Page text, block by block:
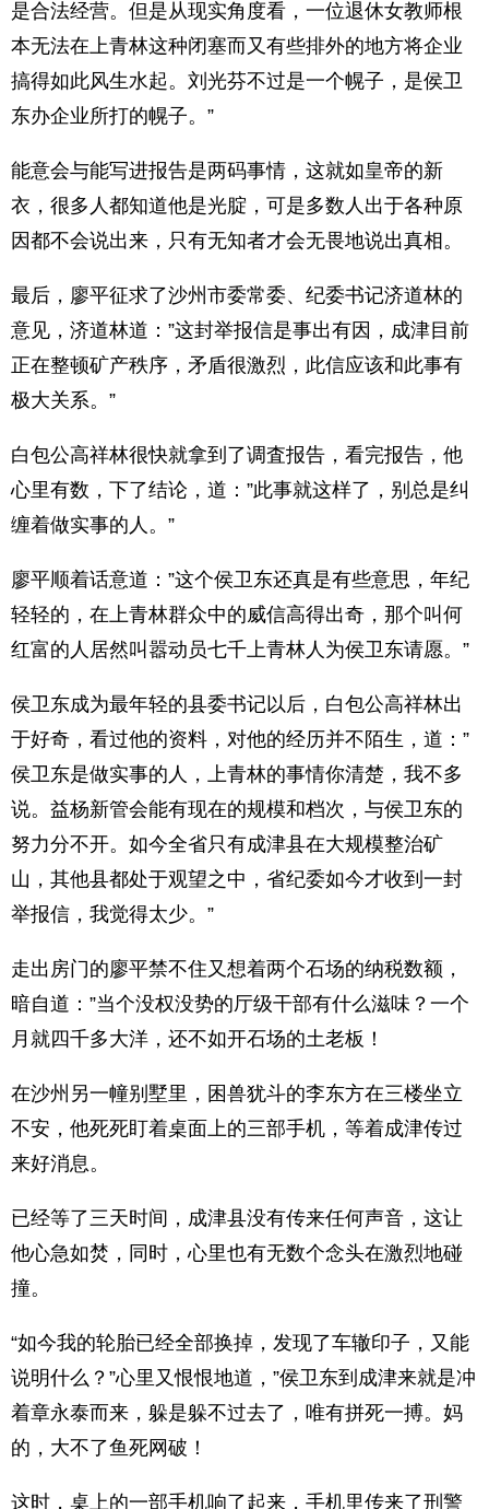
是合法经营。但是从现实角度看，一位退休女教师根
本无法在上青林这种闭塞而又有些排外的地方将企业
搞得如此风生水起。刘光芬不过是一个幌子，是侯卫
东办企业所打的幌子。”
能意会与能写进报告是两码事情，这就如皇帝的新
衣，很多人都知道他是光腚，可是多数人出于各种原
因都不会说出来，只有无知者才会无畏地说出真相。
最后，廖平征求了沙州市委常委、纪委书记济道林的
意见，济道林道：”这封举报信是事出有因，成津目前
正在整顿矿产秩序，矛盾很激烈，此信应该和此事有
极大关系。”
白包公高祥林很快就拿到了调査报告，看完报告，他
心里有数，下了结论，道：”此事就这样了，别总是纠
缠着做实事的人。”
廖平顺着话意道：”这个侯卫东还真是有些意思，年纪
轻轻的，在上青林群众中的威信高得出奇，那个叫何
红富的人居然叫嚣动员七千上青林人为侯卫东请愿。”
侯卫东成为最年轻的县委书记以后，白包公高祥林出
于好奇，看过他的资料，对他的经历并不陌生，道：”
侯卫东是做实事的人，上青林的事情你清楚，我不多
说。益杨新管会能有现在的规模和档次，与侯卫东的
努力分不开。如今全省只有成津县在大规模整治矿
山，其他县都处于观望之中，省纪委如今才收到一封
举报信，我觉得太少。”
走出房门的廖平禁不住又想着两个石场的纳税数额，
暗自道：”当个没权没势的厅级干部有什么滋味？一个
月就四千多大洋，还不如开石场的土老板！
在沙州另一幢别墅里，困兽犹斗的李东方在三楼坐立
不安，他死死盯着桌面上的三部手机，等着成津传过
来好消息。
已经等了三天时间，成津县没有传来任何声音，这让
他心急如焚，同时，心里也有无数个念头在激烈地碰
撞。
“如今我的轮胎已经全部换掉，发现了车辙印子，又能
说明什么？”心里又恨恨地道，”侯卫东到成津来就是冲
着章永泰而来，躲是躲不过去了，唯有拼死一搏。妈
的，大不了鱼死网破！
这时，桌上的一部手机响了起来，手机里传来了刑警